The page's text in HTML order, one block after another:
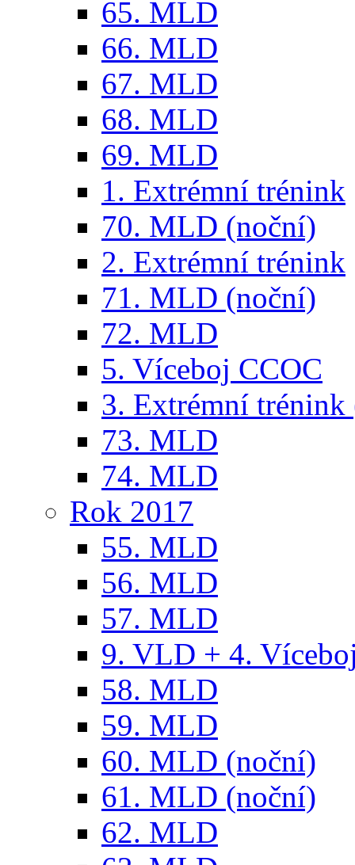
65. MLD
66. MLD
67. MLD
68. MLD
69. MLD
1. Extrémní trénink
70. MLD (noční)
2. Extrémní trénink
71. MLD (noční)
72. MLD
5. Víceboj CCOC
3. Extrémní trénink
73. MLD
74. MLD
Rok 2017
55. MLD
56. MLD
57. MLD
9. VLD + 4.
58. MLD
59. MLD
60. MLD (noční)
61. MLD (noční)
62. MLD